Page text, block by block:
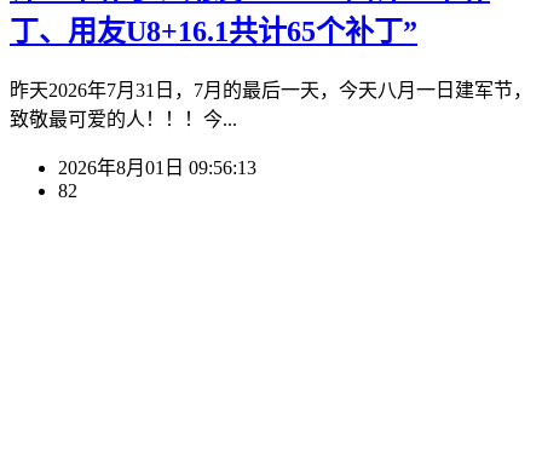
丁、用友U8+16.1共计65个补丁”
昨天2026年7月31日，7月的最后一天，今天八月一日建军节，
致敬最可爱的人！！！今...
2026年8月01日 09:56:13
82